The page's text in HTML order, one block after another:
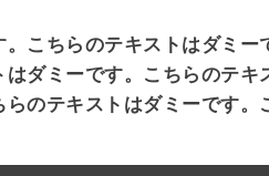
こちらのテキストはダミー
ダミーです。こちらのテキ
のテキストはダミーです。